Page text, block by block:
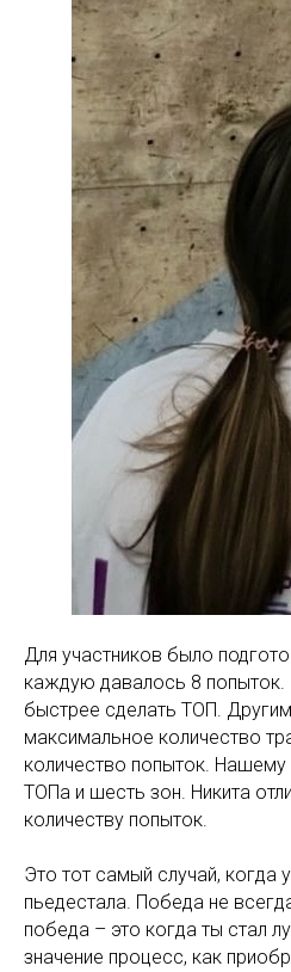
Для участников было
каждую давалось 8
быстрее сделать ТОП.
максимальное количество
количество попыток. Нашему
ТОПа и шесть зон. Никита
количеству попыток.
Это тот самый случай, когда
пьедестала. Победа не
победа – это когда ты стал
значение процесс, как